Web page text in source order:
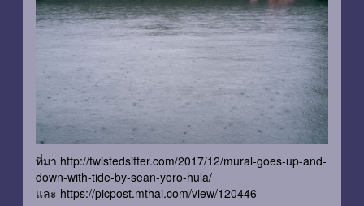
ที่มา http://twistedsifter.com/2017/12/mural-goes-up-and-
down-with-tide-by-sean-yoro-hula/
และ https://picpost.mthai.com/view/120446